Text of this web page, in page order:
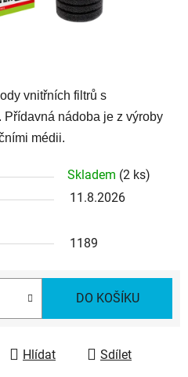
vnitřních filtrů s
nádoba je z výroby
médii.
Skladem (2 ks)
11.8.2026
1189
DO KOŠÍKU
Hlídat Sdílet